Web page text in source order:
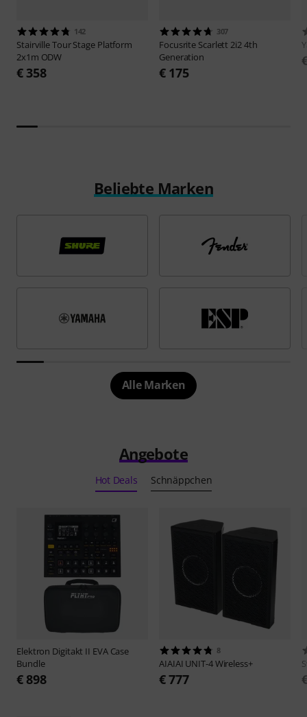
142
StairvilleTour Stage Platform
2x1m ODW
€ 358
307
Focusrite Scarlett 2i2 4th
Generation
€ 175
Beliebte Marken
Alle Marken
Angebote
Hot Deals Schnäppchen
Elektron Digitakt II EVA Case
Bundle
€ 898
8
AIAIAI UNIT-4 Wireless+
€ 777